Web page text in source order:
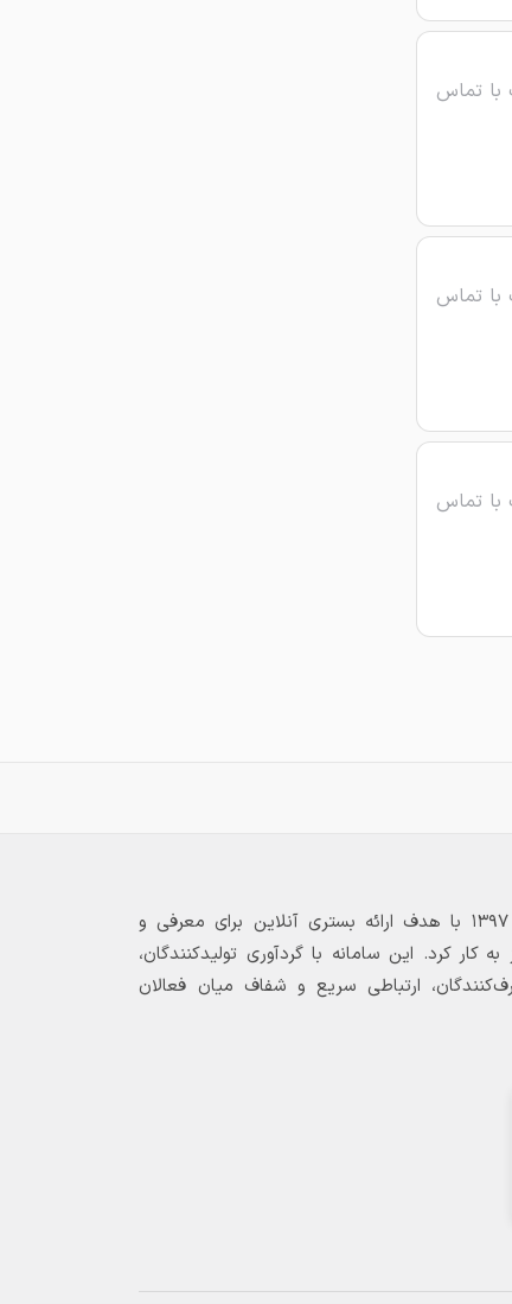
با تماس
با تماس
با تماس
بازارگاه الکترونیکی فولاد ۲۴ از بهار ۱۳۹۷ با هدف ارائه بستری آنلاین برای معرفی و
کار کرد. این سامانه با گردآوری تولیدکنندگان،
ارتباطی سریع و شفاف میان فعالان